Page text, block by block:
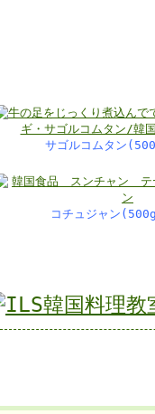
サゴルコムタン
コチュジャン